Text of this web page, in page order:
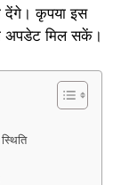
देंगे। कृपया इस
अपडेट मिल सकें।